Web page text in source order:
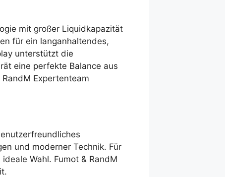
mit großer Liquidkapazität
für ein langanhaltendes,
unterstützt die
eine perfekte Balance aus
Expertenteam
und moderner Technik. Für
Wahl. Fumot & RandM